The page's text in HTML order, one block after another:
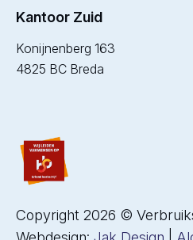
Kantoor Zuid
Konijnenberg 163
4825 BC Breda
Copyright 2026 ©